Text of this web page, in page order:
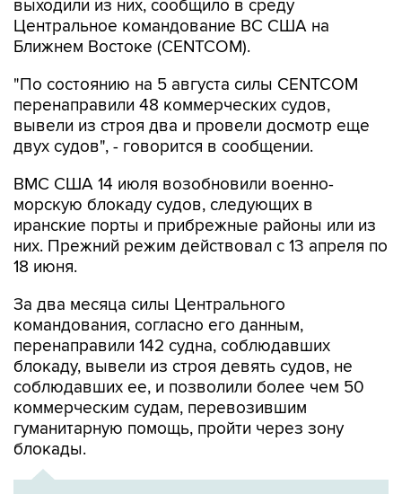
выходили из них, сообщило в среду
Центральное командование ВС США на
Ближнем Востоке (CENTCOM).
"По состоянию на 5 августа силы CENTCOM
перенаправили 48 коммерческих судов,
вывели из строя два и провели досмотр еще
двух судов", - говорится в сообщении.
ВМС США 14 июля возобновили военно-
морскую блокаду судов, следующих в
иранские порты и прибрежные районы или из
них. Прежний режим действовал с 13 апреля по
18 июня.
За два месяца силы Центрального
командования, согласно его данным,
перенаправили 142 судна, соблюдавших
блокаду, вывели из строя девять судов, не
соблюдавших ее, и позволили более чем 50
коммерческим судам, перевозившим
гуманитарную помощь, пройти через зону
блокады.